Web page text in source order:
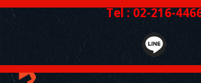
Tel : 02-216-